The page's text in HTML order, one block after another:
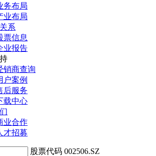
务布局
业布局
系
票信息
业报告
销商查询
户案例
后服务
载中心
业合作
才招募
股票代码 002506.SZ